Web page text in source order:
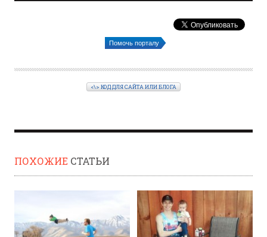
Помочь порталу
<\> КОД ДЛЯ САЙТА ИЛИ БЛОГА
ПОХОЖИЕ СТАТЬИ